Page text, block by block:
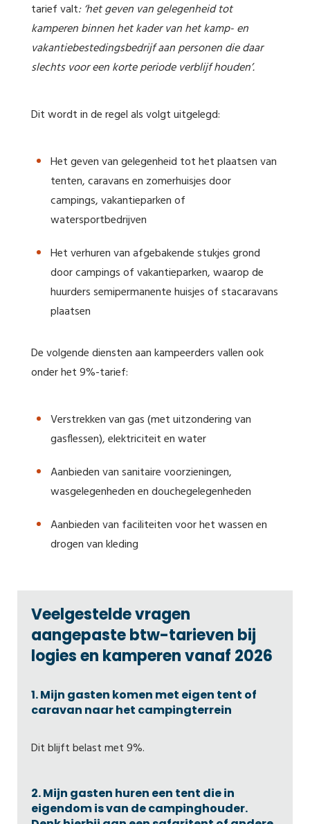
tarief valt: ‘het geven van gelegenheid tot
kamperen binnen het kader van het kamp- en
vakantiebestedingsbedrijf aan personen die daar
slechts voor een korte periode verblijf houden’.
Dit wordt in de regel als volgt uitgelegd:
Het geven van gelegenheid tot het plaatsen van
tenten, caravans en zomerhuisjes door
campings, vakantieparken of
watersportbedrijven
Het verhuren van afgebakende stukjes grond
door campings of vakantieparken, waarop de
huurders semipermanente huisjes of stacaravans
plaatsen
De volgende diensten aan kampeerders vallen ook
onder het 9%-tarief:
Verstrekken van gas (met uitzondering van
gasflessen), elektriciteit en water
Aanbieden van sanitaire voorzieningen,
wasgelegenheden en douchegelegenheden
Aanbieden van faciliteiten voor het wassen en
drogen van kleding
Veelgestelde vragen
aangepaste btw-tarieven bij
logies en kamperen vanaf 2026
1. Mijn gasten komen met eigen tent of
caravan naar het campingterrein
Dit blijft belast met 9%.
2. Mijn gasten huren een tent die in
eigendom is van de campinghouder.